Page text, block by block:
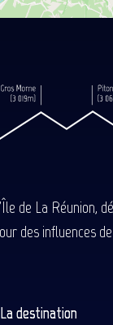
de La
des influences
La destination